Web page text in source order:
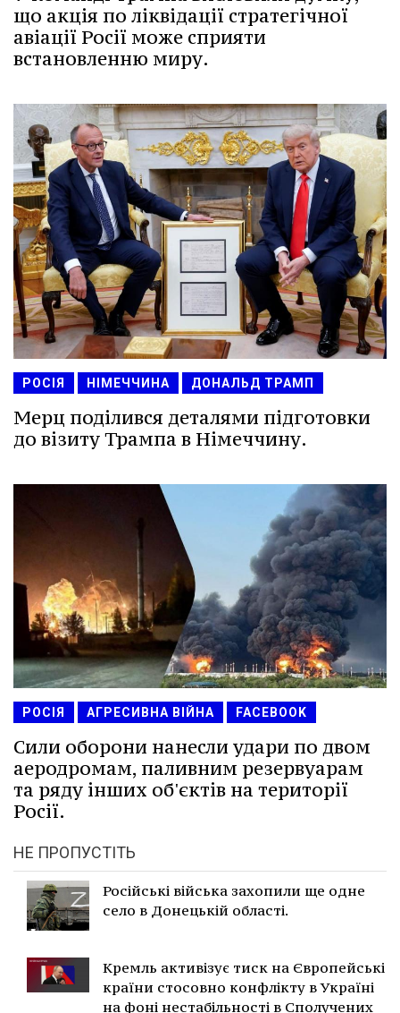
що акція по ліквідації стратегічної
авіації Росії може сприяти
встановленню миру.
РОСІЯ НІМЕЧЧИНА ДОНАЛЬД ТРАМП
Мерц поділився деталями підготовки
до візиту Трампа в Німеччину.
РОСІЯ АГРЕСИВНА ВІЙНА FACEBOOK
Сили оборони нанесли удари по двом
аеродромам, паливним резервуарам
та ряду інших об'єктів на території
Росії.
НЕ ПРОПУСТІТЬ
Російські війська захопили ще одне
село в Донецькій області.
Кремль активізує тиск на Європейські
країни стосовно конфлікту в Україні
на фоні нестабільності в Сполучених